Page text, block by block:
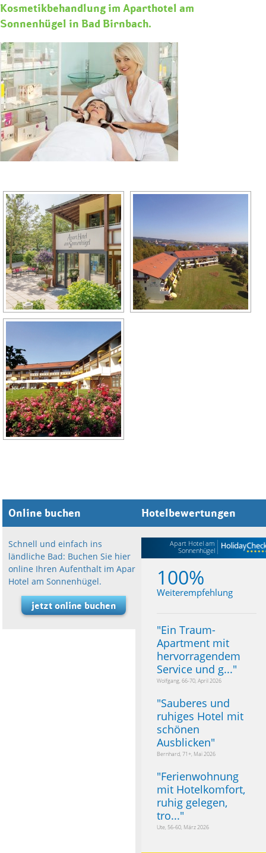
Kosmetikbehandlung im Aparthotel am
Sonnenhügel in Bad Birnbach.
Online buchen
Schnell und einfach ins
ländliche Bad: Buchen Sie hier
online Ihren Aufenthalt im Apart
Hotel am Sonnenhügel.
jetzt online buchen
Hotelbewertungen
Apart Hotel am
Sonnenhügel
100%
Weiterempfehlung
"Ein Traum-
Apartment mit
hervorragendem
Service und g..."
Wolfgang, 66-70, April 2026
"Sauberes und
ruhiges Hotel mit
schönen
Ausblicken"
Bernhard, 71+, Mai 2026
"Ferienwohnung
mit Hotelkomfort,
ruhig gelegen,
tro..."
Ute, 56-60, März 2026